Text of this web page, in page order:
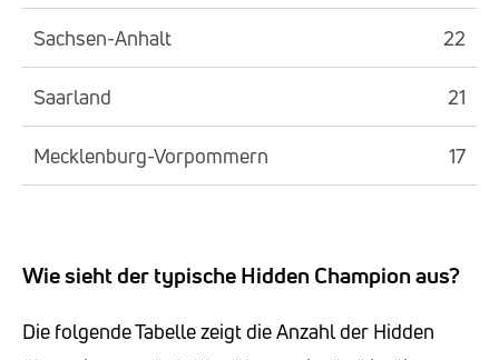
Sachsen-Anhalt 22
Saarland 21
Mecklenburg-Vorpommern 17
Wie sieht der typische Hidden Champion aus?
Die folgende Tabelle zeigt die Anzahl der Hidden